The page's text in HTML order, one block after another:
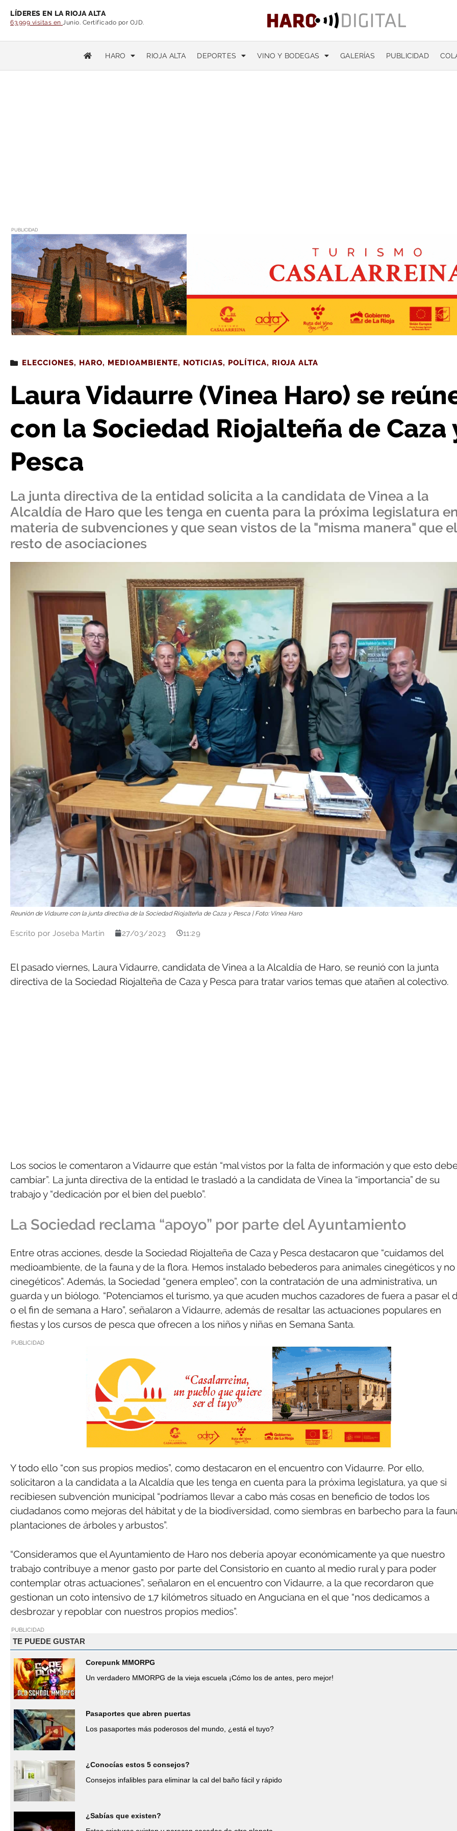
LÍDERES EN LA RIOJA ALTA
63.999 visitas en Junio. Certificado por OJD.
HARO RIOJA ALTA DEPORTES VINO Y BODEGAS GALERÍAS PUBLICIDAD
PUBLICIDAD
Estás leyendo : Laura Vidaurre (Vinea Haro) se reúne con la Sociedad Riojalteña de Caza y Pesca
ELECCIONES, HARO, MEDIOAMBIENTE, NOTICIAS, POLÍTICA, RIOJA ALTA
Laura Vidaurre (Vinea Haro) se
con la Sociedad Riojalteña de Caza
Pesca
La junta directiva de la entidad solicita a la candidata de Vinea a la
Alcaldía de Haro que les tenga en cuenta para la próxima legislatura
materia de subvenciones y que sean vistos de la "misma manera" que el
resto de asociaciones
Reunión de Vidaurre con la junta directiva de la Sociedad Riojalteña de Caza y Pesca | Foto: Vinea Haro
Escrito por Joseba Martín 27/03/2023 11:29
El pasado viernes, Laura Vidaurre, candidata de Vinea a la Alcaldía de Haro, se reunió con la junta
directiva de la Sociedad Riojalteña de Caza y Pesca para tratar varios temas que atañen al colectivo.
Los socios le comentaron a Vidaurre que están “mal vistos por la falta de información y que esto
cambiar”. La junta directiva de la entidad le trasladó a la candidata de Vinea la “importancia” de su
trabajo y “dedicación por el bien del pueblo”.
La Sociedad reclama “apoyo” por parte del Ayuntamiento
Entre otras acciones, desde la Sociedad Riojalteña de Caza y Pesca destacaron que “cuidamos del
medioambiente, de la fauna y de la flora. Hemos instalado bebederos para animales cinegéticos y no
cinegéticos”. Además, la Sociedad “genera empleo”, con la contratación de una administrativa, un
guarda y un biólogo. “Potenciamos el turismo, ya que acuden muchos cazadores de fuera a pasar el
o el fin de semana a Haro”, señalaron a Vidaurre, además de resaltar las actuaciones populares en
fiestas y los cursos de pesca que ofrecen a los niños y niñas en Semana Santa.
PUBLICIDAD
Y todo ello “con sus propios medios”, como destacaron en el encuentro con Vidaurre. Por ello,
solicitaron a la candidata a la Alcaldía que les tenga en cuenta para la próxima legislatura, ya que si
recibiesen subvención municipal “podríamos llevar a cabo más cosas en beneficio de todos los
ciudadanos como mejoras del hábitat y de la biodiversidad, como siembras en barbecho para la
plantaciones de árboles y arbustos”.
“Consideramos que el Ayuntamiento de Haro nos debería apoyar económicamente ya que nuestro
trabajo contribuye a menor gasto por parte del Consistorio en cuanto al medio rural y para poder
contemplar otras actuaciones”, señalaron en el encuentro con Vidaurre, a la que recordaron que
gestionan un coto intensivo de 1,7 kilómetros situado en Anguciana en el que “nos dedicamos a
desbrozar y repoblar con nuestros propios medios”.
PUBLICIDAD
TE PUEDE GUSTAR
Corepunk MMORPG
Un verdadero MMORPG de la vieja escuela ¡Cómo los de antes, pero mejor!
Pasaportes que abren puertas
Los pasaportes más poderosos del mundo, ¿está el tuyo?
¿Conocías estos 5 consejos?
Consejos infalibles para eliminar la cal del baño fácil y rápido
¿Sabías que existen?